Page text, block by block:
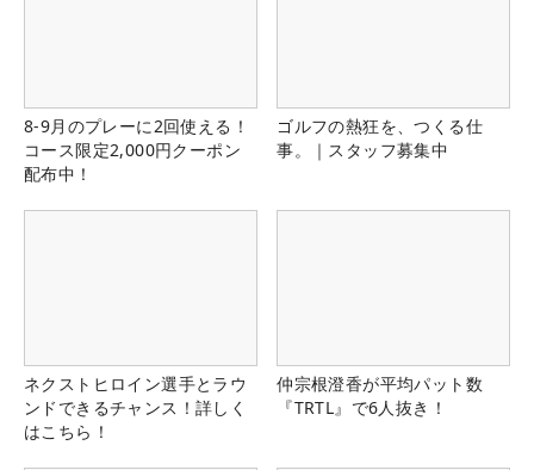
8-9月のプレーに2回使える！
コース限定2,000円クーポン
配布中！
ゴルフの熱狂を、つくる仕
事。｜スタッフ募集中
ネクストヒロイン選手とラウ
ンドできるチャンス！詳しく
はこちら！
仲宗根澄香が平均パット数
『TRTL』で6人抜き！